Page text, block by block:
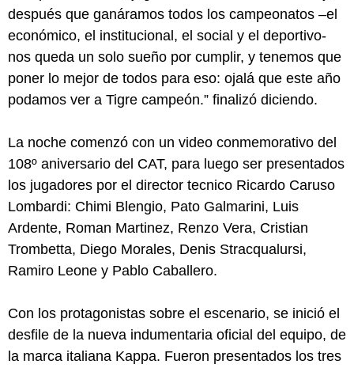
después que ganáramos todos los campeonatos –el
económico, el institucional, el social y el deportivo-
nos queda un solo sueño por cumplir, y tenemos que
poner lo mejor de todos para eso: ojalá que este año
podamos ver a Tigre campeón.” finalizó diciendo.
La noche comenzó con un video conmemorativo del
108º aniversario del CAT, para luego ser presentados
los jugadores por el director tecnico Ricardo Caruso
Lombardi: Chimi Blengio, Pato Galmarini, Luis
Ardente, Roman Martinez, Renzo Vera, Cristian
Trombetta, Diego Morales, Denis Stracqualursi,
Ramiro Leone y Pablo Caballero.
Con los protagonistas sobre el escenario, se inició el
desfile de la nueva indumentaria oficial del equipo, de
la marca italiana Kappa. Fueron presentados los tres